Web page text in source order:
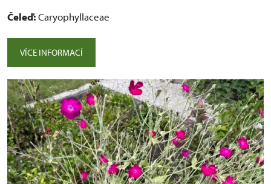
Čeleď:Caryophyllaceae
VÍCE INFORMACÍ